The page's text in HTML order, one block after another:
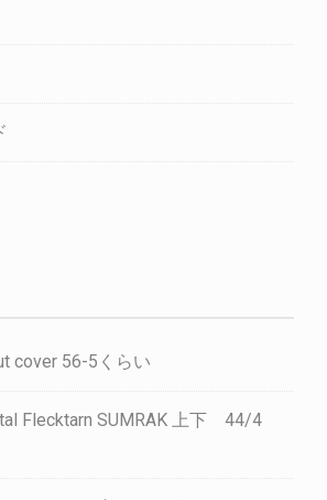
cover 56-5くらい
Flecktarn SUMRAK 上下 44/4